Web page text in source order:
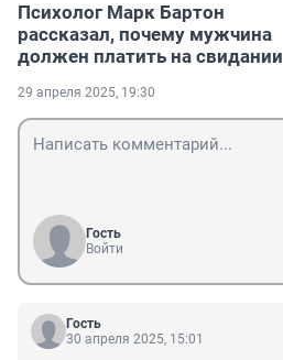
Психолог Марк Бартон
рассказал, почему мужчина
должен платить на свидании
29 апреля 2025, 19:30
Гость
Войти
Гость
30 апреля 2025, 15:01